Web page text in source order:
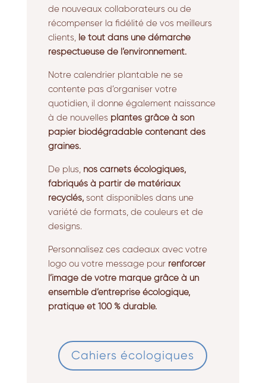
de nouveaux collaborateurs ou de
récompenser la fidélité de vos meilleurs
clients,
le tout dans une démarche
respectueuse de l’environnement.
Notre calendrier plantable ne se
contente pas d’organiser votre
quotidien, il donne également naissance
à de nouvelles plantes grâce à son
papier biodégradable contenant des
graines.
De plus, nos carnets écologiques,
fabriqués à partir de matériaux
recyclés,sont disponibles dans une
variété de formats, de couleurs et de
designs.
Personnalisez ces cadeaux avec votre
logo ou votre message pour renforcer
l’image de votre marque grâce à un
ensemble d’entreprise écologique,
pratique et 100 % durable.
Cahiers écologiques